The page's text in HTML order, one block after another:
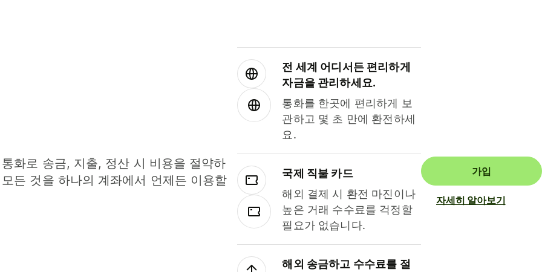
화로 송금, 지출, 정산 시 비용을 절약하
든 것을 하나의 계좌에서 언제든 이용할
전 세계 어디서든 편리하게
자금을 관리하세요.
통화를 한곳에 편리하게 보
관하고 몇 초 만에 환전하세
요.
국제 직불 카드
해외 결제 시 환전 마진이나
높은 거래 수수료를 걱정할
필요가 없습니다.
해외 송금하고 수수료를 절
가입
자세히 알아보기